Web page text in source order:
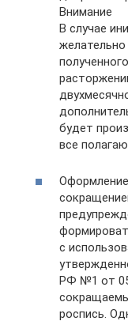
Внимание
В случае
будет
все
Оформление
с
РФ №1 от
роспись.